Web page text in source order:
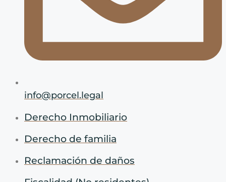
info@porcel.legal
Derecho Inmobiliario
Derecho de familia
Reclamación de daños